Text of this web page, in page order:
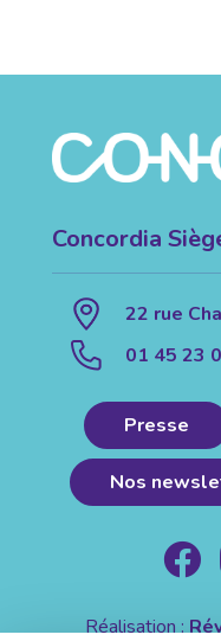
Concordia
22 rue
01 45 23
Presse
Nos
Réalisation :